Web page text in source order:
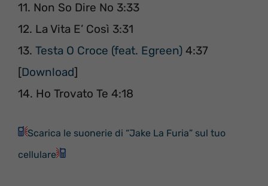
11. Non So Dire No 3:33
12. La Vita E’ Così 3:31
13. Testa O Croce (feat. Egreen) 4:37
[Download]
14. Ho Trovato Te 4:18
Scarica le suonerie di “Jake La Furia” sul tuo
cellulare